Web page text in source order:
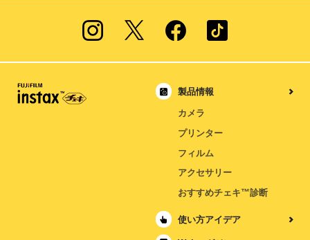
製品情報
カメラ
プリンター
フィルム
アクセサリー
おすすめチェキ™診断
使い方アイデア